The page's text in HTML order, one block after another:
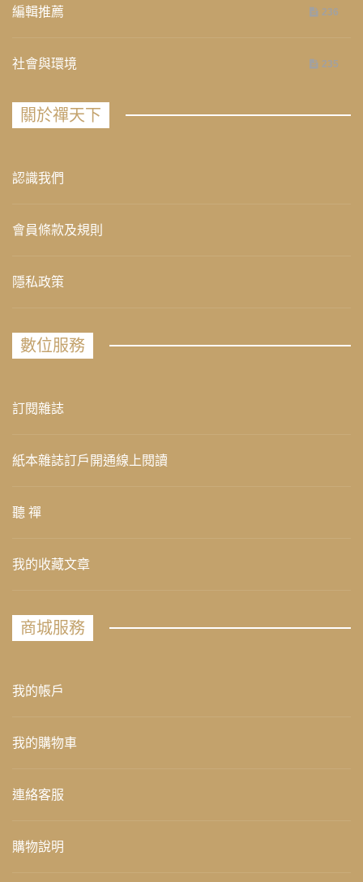
編輯推薦 236
社會與環境 235
關於禪天下
認識我們
會員條款及規則
隱私政策
數位服務
訂閱雜誌
紙本雜誌訂戶開通線上閱讀
聽 禪
我的收藏文章
商城服務
我的帳戶
我的購物車
連絡客服
購物說明